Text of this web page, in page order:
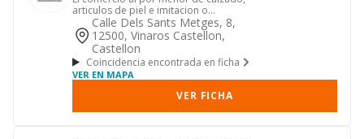
articulos de piel e imitacion o
productos sustitutivos, articu...
Calle Dels Sants Metges, 8,
12500, Vinaros Castellon,
Castellon
Coincidencia encontrada en ficha
VER EN MAPA
VER FICHA